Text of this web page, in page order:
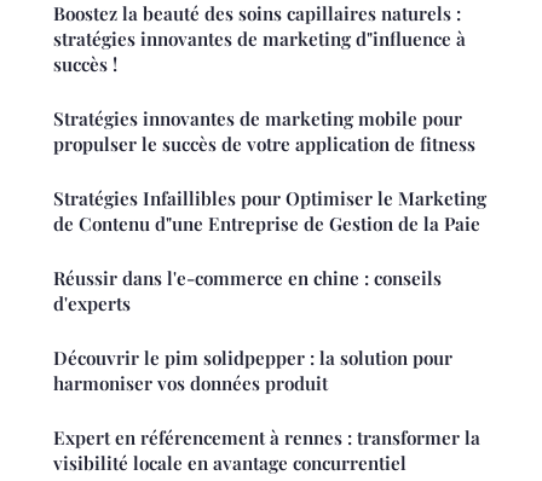
Boostez la beauté des soins capillaires naturels :
stratégies innovantes de marketing d"influence à
succès !
Stratégies innovantes de marketing mobile pour
propulser le succès de votre application de fitness
Stratégies Infaillibles pour Optimiser le Marketing
de Contenu d"une Entreprise de Gestion de la Paie
Réussir dans l'e-commerce en chine : conseils
d'experts
Découvrir le pim solidpepper : la solution pour
harmoniser vos données produit
Expert en référencement à rennes : transformer la
visibilité locale en avantage concurrentiel